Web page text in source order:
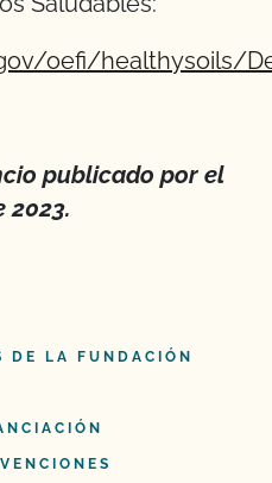
oefi/healthysoils/
publicado por el
2023.
DE LA FUNDACIÓN